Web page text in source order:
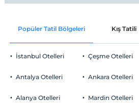
Popüler Tatil Bölgeleri Kış Tatili
İstanbul Otelleri
Antalya Otelleri
Alanya Otelleri
Çeşme Otelleri
Ankara Otelleri
Mardin Otelleri